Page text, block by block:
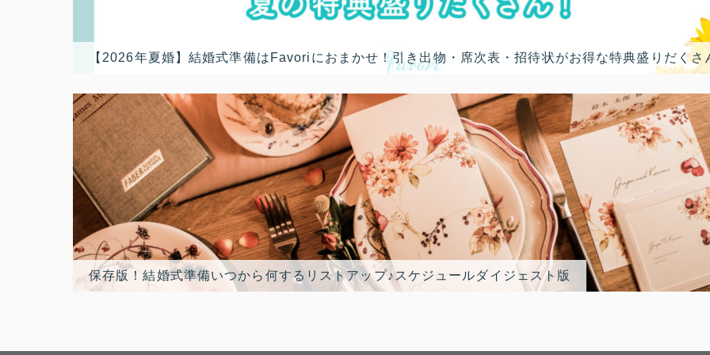
【2026年夏婚】結婚式準備はFavoriにおまかせ！引き出物・席次表・招待状がお得な特典盛りだくさ
保存版！結婚式準備いつから何するリストアップ♪スケジュールダイジェスト版